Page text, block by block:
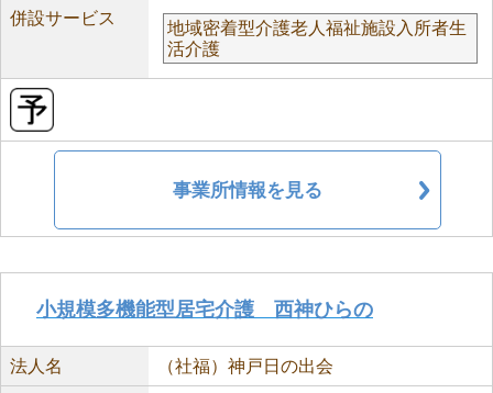
併設サービス
地域密着型介護老人福祉施設入所者生
活介護
事業所情報を見る
小規模多機能型居宅介護 西神ひらの
法人名 （社福）神戸日の出会